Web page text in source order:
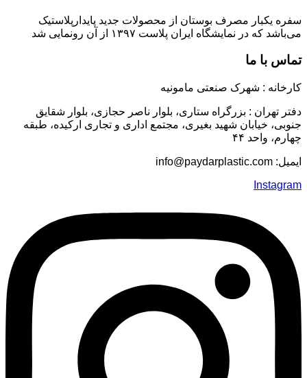
سفره یکبار مصرف بوستان از محصولات جدید پایدارپلاستیک
می‌باشد که در نمایشگاه ایران پلاست ۱۳۹۷ از آن رونمایی شد
تماس با ما
كارخانه : شهرک صنعتى مامونیه
دفتر تهران : بزرگراه ستاری، بلوار ناصر حجازی، بلوار شقایق
جنوبی، خیابان شهید بغیری، مجتمع اداری و تجاری ارکیده، طبقه
چهارم، واحد ۴۴
ایمیل:
Instagram